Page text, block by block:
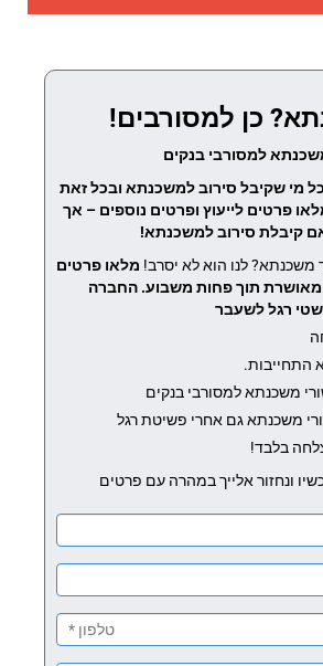
כן למסורבים!
למסורבי בנקים
מי שקיבל סירוב למשכנתא ובכל זאת
פרטים לייעוץ ופרטים נוספים – אך
קיבלת סירוב למשכנתא!
משכנתא? לנו הוא לא יסרב! מלאו פרטים
תוך פחות משבוע. החברה
רגל לשעבר
התחייבות.
משכנתא למסורבי בנקים
משכנתא גם אחרי פשיטת רגל
בלבד!
ונחזור אלייך במהרה עם פרטים